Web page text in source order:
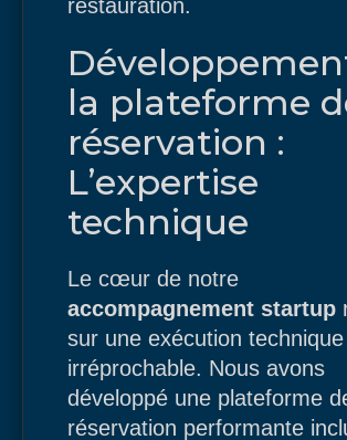
restauration.
la plateforme
réservation :
L’expertise
technique
Le cœur de notre
accompagnement startup
sur une exécution technique
irréprochable. Nous avons
développé une plateforme
réservation performante